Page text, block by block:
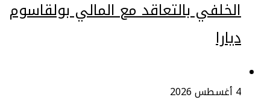
الخلفي بالتعاقد مع المالي بولقاسوم
ديارا
4 أغسطس 2026